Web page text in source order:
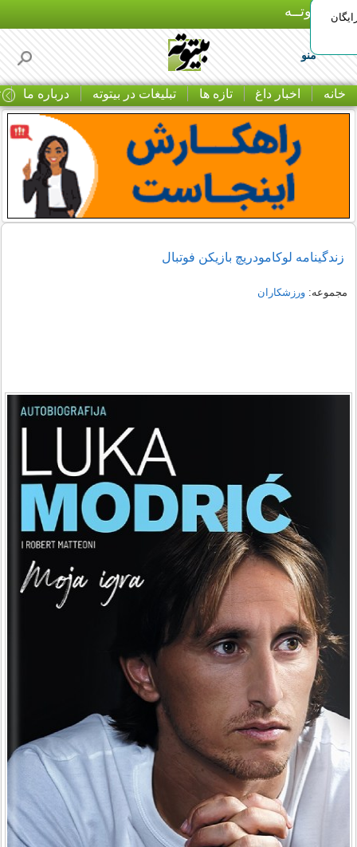
بـیتوتــه
منو
خانه اخبار داغ تازه ها تبلیغات در بیتوته درباره ما
زندگینامه لوکامودریچ بازیکن فوتبال
مجموعه:ورزشکاران